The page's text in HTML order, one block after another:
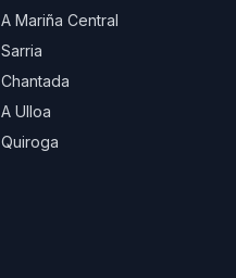
A Mariña Central
Sarria
Chantada
A Ulloa
Quiroga